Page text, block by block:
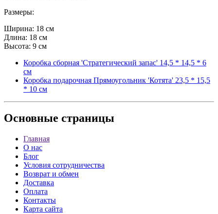
Размеры:
Ширина: 18 см
Длина: 18 см
Высота: 9 см
Коробка сборная 'Стратегический запас' 14,5 * 14,5 * 6
см
Коробка подарочная Прямоугольник 'Котята' 23,5 * 15,5
* 10 см
Основные страницы
Главная
О нас
Блог
Условия сотрудничества
Возврат и обмен
Доставка
Оплата
Контакты
Карта сайта